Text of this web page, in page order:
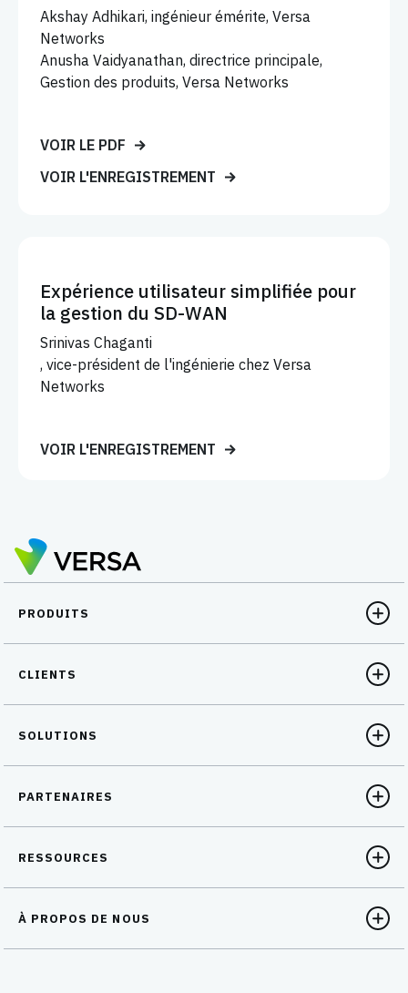
Akshay Adhikari, ingénieur émérite, Versa
Networks
Anusha Vaidyanathan, directrice principale,
Gestion des produits, Versa Networks
VOIR LE PDF
VOIR L'ENREGISTREMENT
Expérience utilisateur simplifiée pour
la gestion du SD-WAN
Srinivas Chaganti
, vice-président de l'ingénierie chez Versa
Networks
VOIR L'ENREGISTREMENT
PRODUITS
CLIENTS
SOLUTIONS
PARTENAIRES
RESSOURCES
À PROPOS DE NOUS